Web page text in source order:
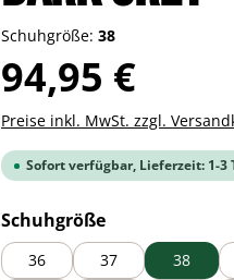
Schuhgröße: 38
Regulärer Preis:
94,95 €
Preise inkl. MwSt. zzgl.
Sofort verfügbar, Lieferzeit: 1-3
Schuhgrößeauswählen
36 37 38